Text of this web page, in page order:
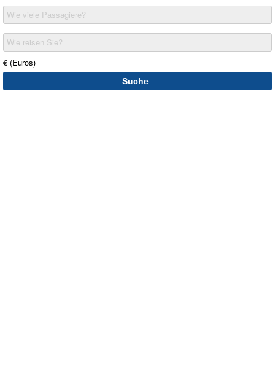
Wie viele Passagiere?
Wie reisen Sie?
€ (Euros)
Suche